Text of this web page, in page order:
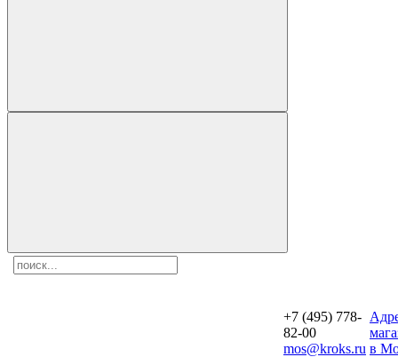
+7 (495) 778-
82-00
mos@kroks.ru в